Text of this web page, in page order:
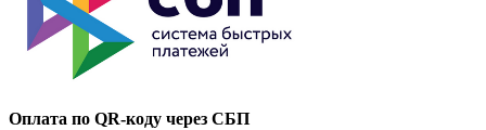
Оплата по QR-коду через СБП